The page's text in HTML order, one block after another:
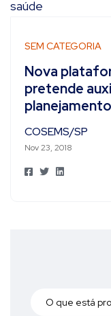
SEM CATEGORIA
Nova
pretende
COSEMS/SP
Nov 23, 2018